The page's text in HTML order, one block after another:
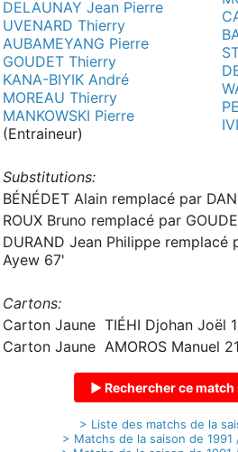
DELAUNAY Jean Pierre
UVENARD Thierry
AUBAMEYANG Pierre
GOUDET Thierry
KANA-BIYIK André
MOREAU Thierry
MANKOWSKI Pierre
(Entraineur)
Substitutions:
BÉNÉDET Alain remplacé par
ROUX Bruno remplacé par
DURAND Jean Philippe remplacé
Ayew 67'
Cartons:
Carton Jaune TIÉHI Djohan Joël
Carton Jaune AMOROS Manuel
▶ Rechercher ce match
> Liste des matchs de la
> Matchs de la saison de 1991